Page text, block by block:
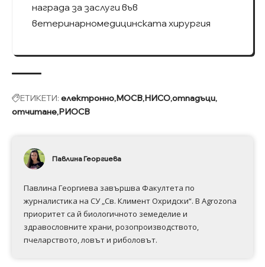
награда за заслуги във
ветеринарномедицинската хирургия
ЕТИКЕТИ: електронно МОСВ НИСОотпадъци
отчитане РИОСВ
Павлина Георгиева
Павлина Георгиева завършва Факултета по
журналистика на СУ „Св. Климент Охридски“. В Аgrozona
приоритет са й биологичното земеделие и
здравословните храни, розопроизводството,
пчеларството, ловът и риболовът.